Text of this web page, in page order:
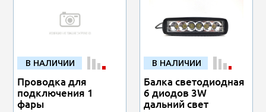
В НАЛИЧИИ
Проводка для
подключения 1
фары
В НАЛИЧИИ
Балка светодиодная
6 диодов 3W
дальний свет